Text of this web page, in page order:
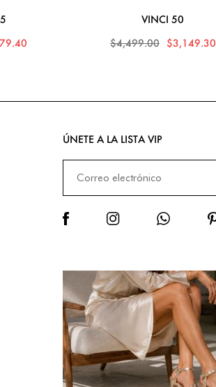
VINCI 50
$4,499.00 $3,149.30
ÚNETE A LA LISTA VIP